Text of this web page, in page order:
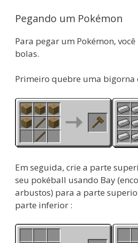
Pegando um Pokémon
Para pegar um Pokémon,
bolas.
Primeiro quebre uma bigorna
Em seguida, crie a parte
seu pokéball usando Bay
arbustos) para a parte
parte inferior :